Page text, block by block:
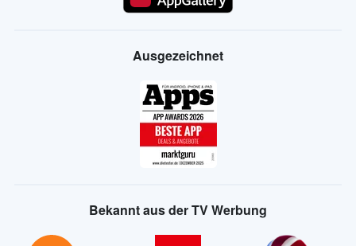
Ausgezeichnet
Bekannt aus der TV Werbung